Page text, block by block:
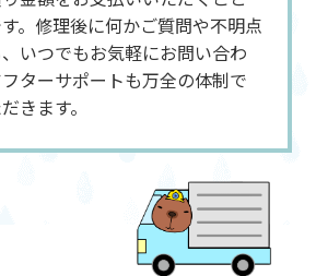
。修理後に何かご質問や不明点
いつでもお気軽にお問い合わ
ターサポートも万全の体制で
きます。